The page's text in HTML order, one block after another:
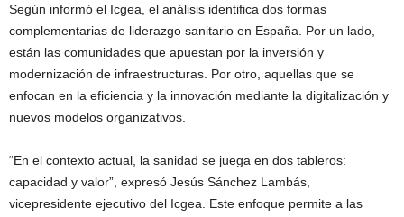
Según informó el Icgea, el análisis identifica dos formas
complementarias de liderazgo sanitario en España. Por un lado,
están las comunidades que apuestan por la inversión y
modernización de infraestructuras. Por otro, aquellas que se
enfocan en la eficiencia y la innovación mediante la digitalización y
nuevos modelos organizativos.
“En el contexto actual, la sanidad se juega en dos tableros:
capacidad y valor”, expresó Jesús Sánchez Lambás,
vicepresidente ejecutivo del Icgea. Este enfoque permite a las